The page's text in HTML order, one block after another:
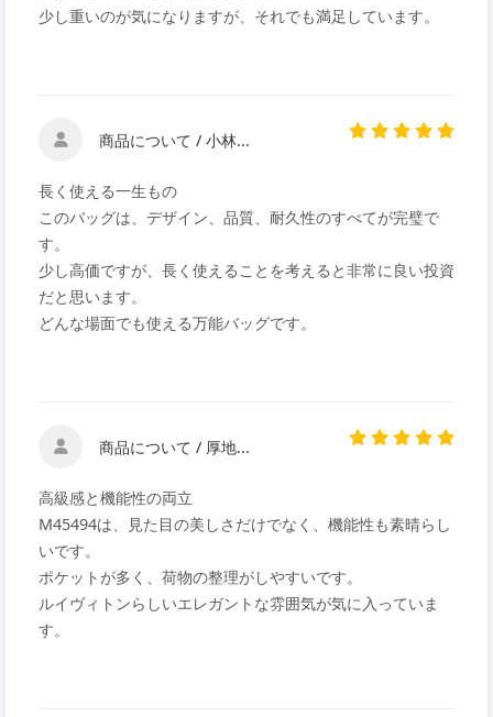
少し重いのが気になりますが、それでも満足しています。
商品について / 小林...
長く使える一生もの
このバッグは、デザイン、品質、耐久性のすべてが完璧で
す。
少し高価ですが、長く使えることを考えると非常に良い投資
だと思います。
どんな場面でも使える万能バッグです。
商品について / 厚地...
高級感と機能性の両立
M45494は、見た目の美しさだけでなく、機能性も素晴らし
いです。
ポケットが多く、荷物の整理がしやすいです。
ルイヴィトンらしいエレガントな雰囲気が気に入っていま
す。